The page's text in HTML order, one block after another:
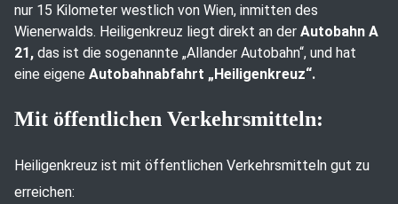
nur 15 Kilometer westlich von Wien, inmitten des
Wienerwalds. Heiligenkreuz liegt direkt an der Autobahn A
21, das ist die sogenannte „Allander Autobahn“, und hat
eine eigene Autobahnabfahrt „Heiligenkreuz“.
Mit öffentlichen Verkehrsmitteln:
Heiligenkreuz ist mit öffentlichen Verkehrsmitteln gut zu
erreichen: